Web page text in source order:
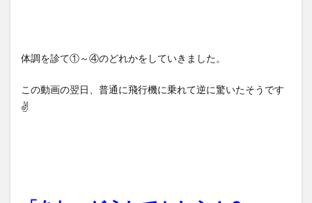
体調を診て①～④のどれかをしていきました。
この動画の翌日、普通に飛行機に乗れて逆に驚いたそうです
✌️